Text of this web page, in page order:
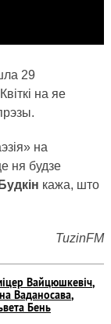
29
на яе
на
ня будзе
кажа, што
TuzinFM
Вайцюшкевіч,
Ваданосава,
Бень